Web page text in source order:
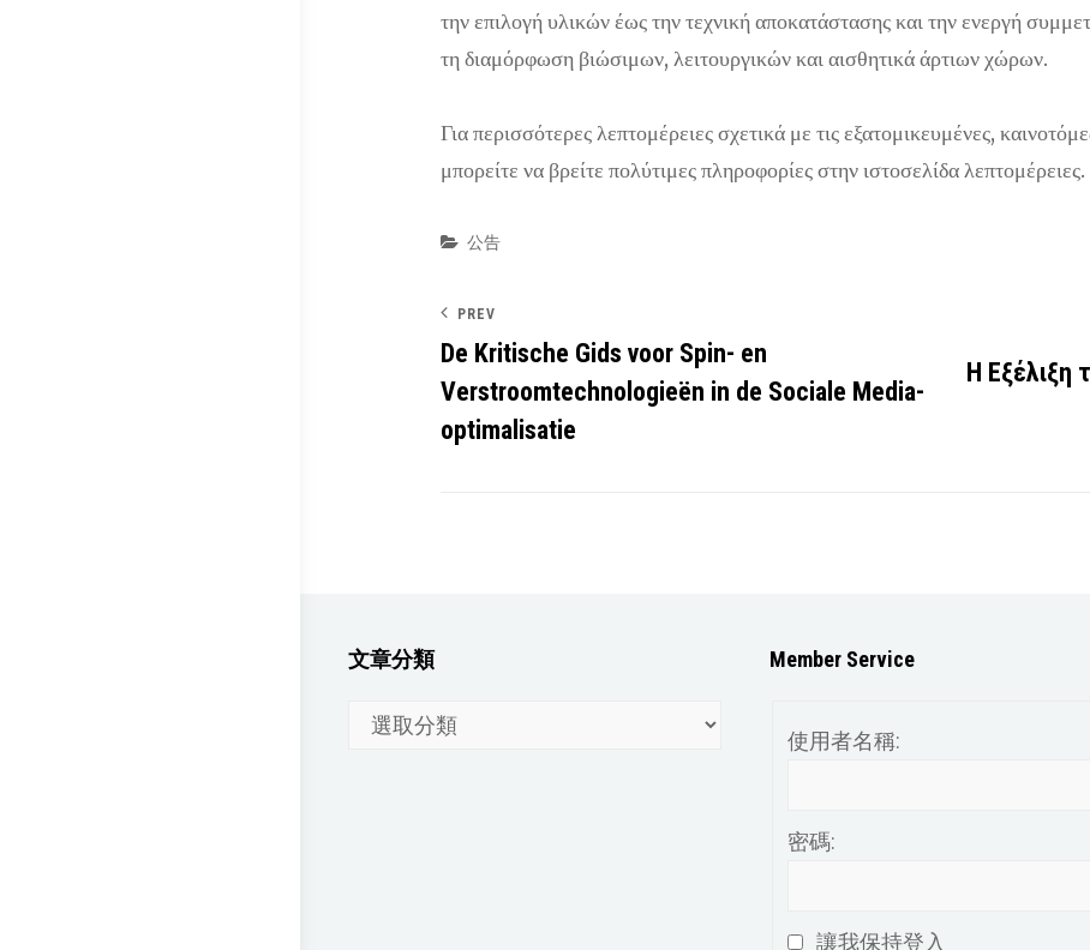
την επιλογή υλικών έως την τεχνική αποκατάστασης και την ενεργή
τη διαμόρφωση βιώσιμων, λειτουργικών και αισθητικά άρτιων χώρων.
Για περισσότερες λεπτομέρειες σχετικά με τις εξατομικευμένες,
μπορείτε να βρείτε πολύτιμες πληροφορίες στην ιστοσελίδα λεπτομέρειες.
Categories
公告
PREV
De Kritische Gids voor Spin- en
Verstroomtechnologieën in de Sociale Media-
optimalisatie
Η Εξέλιξη
文章分類 Member Service
使用者名稱:
密碼:
讓我保持登入